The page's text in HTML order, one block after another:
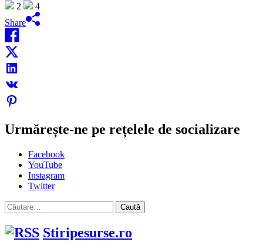
2
4
Share
Urmărește-ne pe rețelele de socializare
Facebook
YouTube
Instagram
Twitter
Caută
după:
Stiripesurse.ro